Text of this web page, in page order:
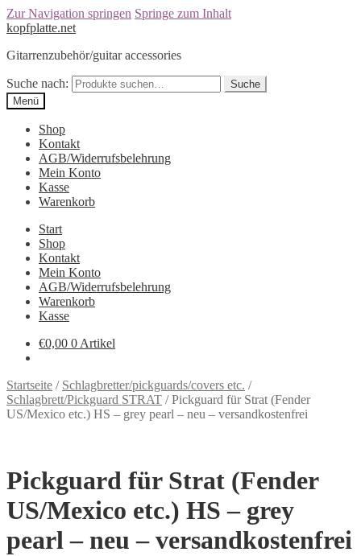
Zur Navigation springen Springe zum Inhalt
kopfplatte.net
Gitarrenzubehör/guitar accessories
Suche nach:
Suche
Menü
Shop
Kontakt
AGB/Widerrufsbelehrung
Mein Konto
Kasse
Warenkorb
Start
Shop
Kontakt
Mein Konto
AGB/Widerrufsbelehrung
Warenkorb
Kasse
€0,00 0 Artikel
Startseite / Schlagbretter/pickguards/covers etc. /
Schlagbrett/Pickguard STRAT /Pickguard für Strat (Fender
US/Mexico etc.) HS – grey pearl – neu – versandkostenfrei
Pickguard für Strat (Fender
US/Mexico etc.) HS – grey
pearl – neu – versandkostenfrei